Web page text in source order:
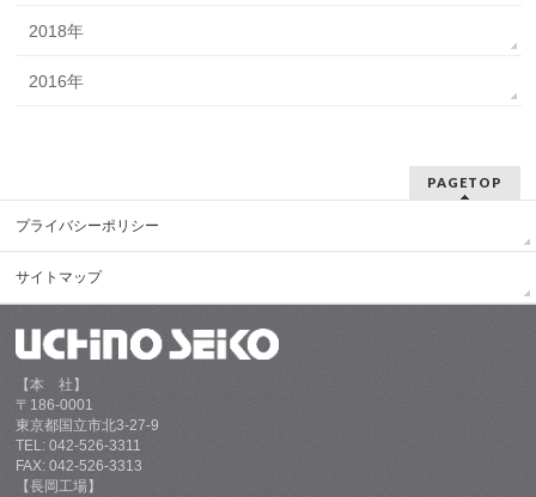
2018年
2016年
PAGETOP
プライバシーポリシー
サイトマップ
【本 社】
〒186-0001
東京都国立市北3-27-9
TEL: 042-526-3311
FAX: 042-526-3313
【長岡工場】